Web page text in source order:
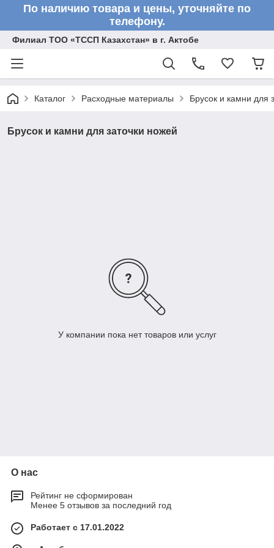
По наличию товара и цены, уточняйте по
телефону.
Филиал ТОО «ТССП Казахстан» в г. Актобе
Каталог Расходные материалы Брусок и камни для
Брусок и камни для заточки ножей
У компании пока нет товаров или услуг
О нас
Рейтинг не сформирован
Менее 5 отзывов за последний год
Работает с 17.01.2022